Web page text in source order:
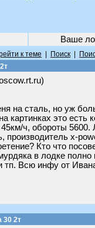
Ваше
к теме Поиск
на сталь, но уж
это есть
ч, обороты
производитель x-
Кто что
в лодке
Всю инфу от
30 2т